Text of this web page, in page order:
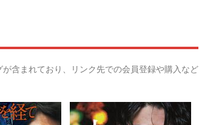
含まれており、リンク先での会員登録や購入など